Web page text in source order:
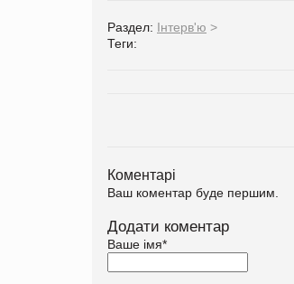
Раздел: Інтерв'ю >
Теги:
Коментарі
Ваш коментар буде першим.
Додати коментар
Ваше імя*